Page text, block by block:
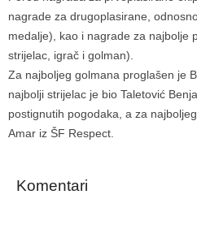
nagrade za drugoplasirane,
medalje), kao i nagrade za najbolje
strijelac, igrač i golman).
Za najboljeg golmana proglašen je
najbolji strijelac je bio Taletović
postignutih pogodaka, a za
Amar iz ŠF Respect.
Komentari